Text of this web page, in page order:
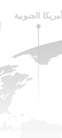
أمريكا الجنوبية